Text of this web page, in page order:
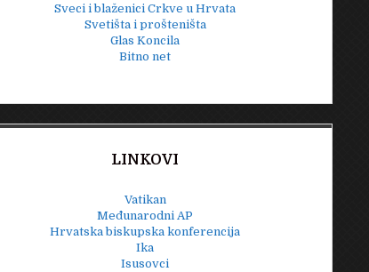
Sveci i blaženici Crkve u Hrvata
Svetišta i prošteništa
Glas Koncila
Bitno net
LINKOVI
Vatikan
Međunarodni AP
Hrvatska biskupska konferencija
Ika
Isusovci